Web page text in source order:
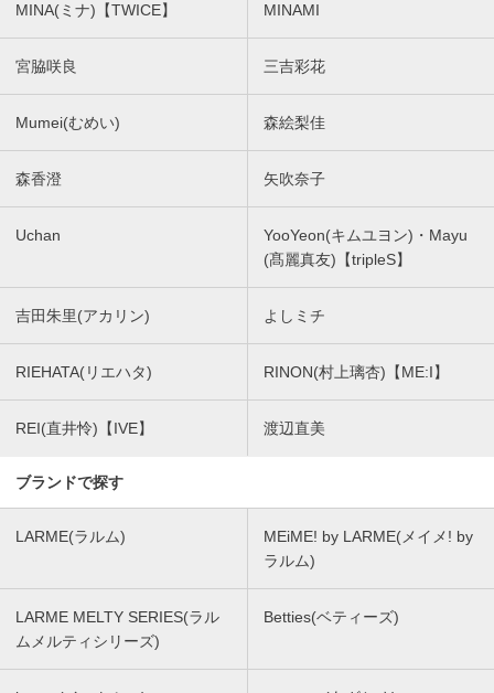
MINA(ミナ)【TWICE】 MINAMI
宮脇咲良 三吉彩花
Mumei(むめい) 森絵梨佳
森香澄 矢吹奈子
Uchan
YooYeon(キムユヨン)・Mayu
(髙麗真友)【tripleS】
吉田朱里(アカリン) よしミチ
RIEHATA(リエハタ) RINON(村上璃杏)【ME:I】
REI(直井怜)【IVE】 渡辺直美
ブランドで探す
LARME(ラルム)
MEiME! by LARME(メイメ! by
ラルム)
LARME MELTY SERIES(ラル
ムメルティシリーズ)
Betties(ベティーズ)